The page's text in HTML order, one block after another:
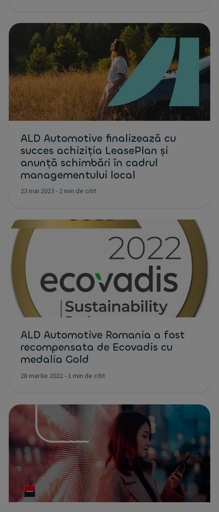
ALD Automotive finalizează cu
succes achiziția LeasePlan și
anunță schimbări în cadrul
managementului local
23 mai 2023 - 2 min de citit
ALD Automotive Romania a fost
recompensata de Ecovadis cu
medalia Gold
28 martie 2022- 1 min de citit